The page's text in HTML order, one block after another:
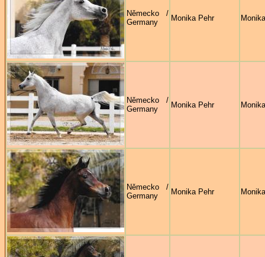
Německo /
Germany
Monika Pehr
Německo /
Germany
Monika Pehr
Německo /
Germany
Monika Pehr